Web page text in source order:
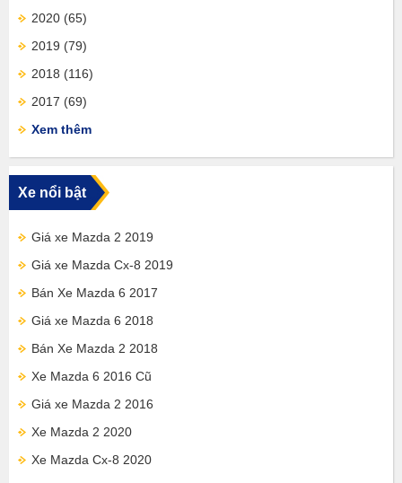
2020 (65)
2019 (79)
2018 (116)
2017 (69)
Xem thêm
Xe nổi bật
Giá xe Mazda 2 2019
Giá xe Mazda Cx-8 2019
Bán Xe Mazda 6 2017
Giá xe Mazda 6 2018
Bán Xe Mazda 2 2018
Xe Mazda 6 2016 Cũ
Giá xe Mazda 2 2016
Xe Mazda 2 2020
Xe Mazda Cx-8 2020